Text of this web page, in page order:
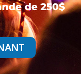
de 250$